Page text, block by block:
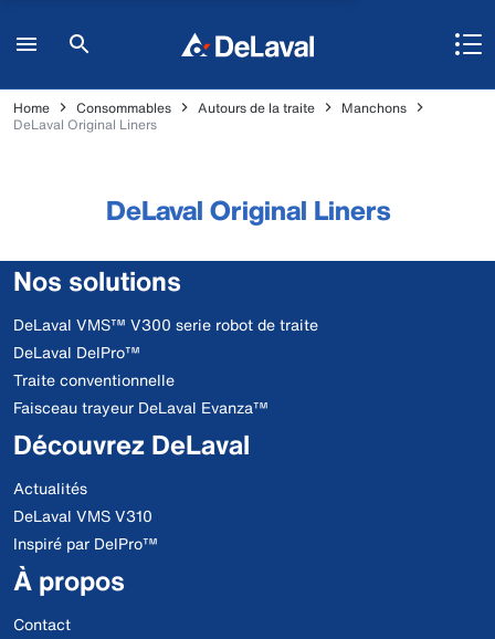
Home Consommables Autours de la traite
Manchons
DeLaval Original Liners
DeLaval Original Liners
Nos solutions
DeLaval VMS™ V300 serie robot de traite
DeLaval DelPro™
Traite conventionnelle
Faisceau trayeur DeLaval Evanza™
Découvrez DeLaval
Actualités
DeLaval VMS V310
Inspiré par DelPro™
À propos
Contact